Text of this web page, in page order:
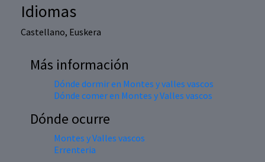
Idiomas
Castellano, Euskera
Más información
Dónde dormir en Montes y valles vascos
Dónde comer en Montes y Valles vascos
Dónde ocurre
Montes y Valles vascos
Errenteria